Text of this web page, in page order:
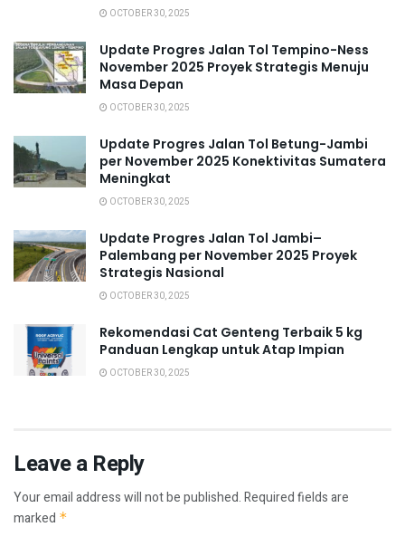
OCTOBER 30, 2025
Update Progres Jalan Tol Tempino-Ness
November 2025 Proyek Strategis Menuju
Masa Depan
OCTOBER 30, 2025
Update Progres Jalan Tol Betung-Jambi
per November 2025 Konektivitas Sumatera
Meningkat
OCTOBER 30, 2025
Update Progres Jalan Tol Jambi–
Palembang per November 2025 Proyek
Strategis Nasional
OCTOBER 30, 2025
Rekomendasi Cat Genteng Terbaik 5 kg
Panduan Lengkap untuk Atap Impian
OCTOBER 30, 2025
Leave a Reply
Your email address will not be published.Required fields are
marked *